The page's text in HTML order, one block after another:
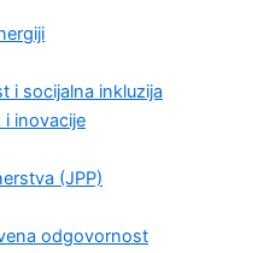
i socijalna inkluzija
i inovacije
(JPP)
odgovornost